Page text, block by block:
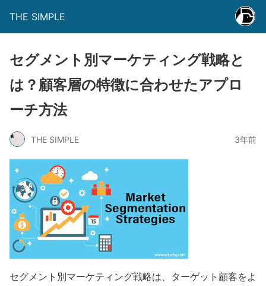
THE SIMPLE
セグメント別マーケティング戦略と
は？顧客層の特徴に合わせたアプロ
ーチ方法
THE SIMPLE 3年前
セグメント別マーケティング戦略は、ターゲット顧客をよ